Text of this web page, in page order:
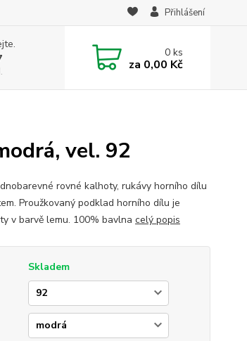
Přihlášení
0ks
za 0,00 Kč
vel. 92
rovné kalhoty, rukávy horního dílu
Proužkovaný podklad horního dílu je
v barvě lemu. 100% bavlna celý popis
Skladem